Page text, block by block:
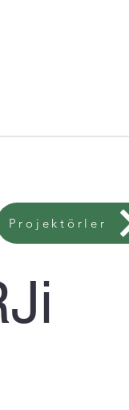
Projektörler